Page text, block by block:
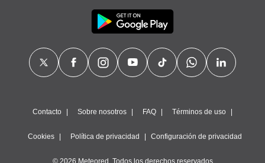
Contacto Sobre nosotros FAQ Términos de uso
Cookies Política de privacidad Configuración de privacidad
© 2026 Meteored. Todos los derechos reservados